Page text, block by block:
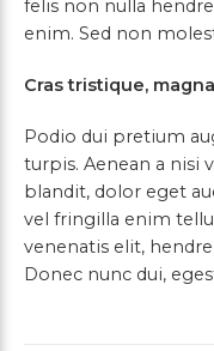
felis non nulla
enim. Sed non
Cras tristique,
Podio dui pretium
turpis. Aenean a nisi
blandit, dolor eget
vel fringilla enim
venenatis elit,
Donec nunc dui,